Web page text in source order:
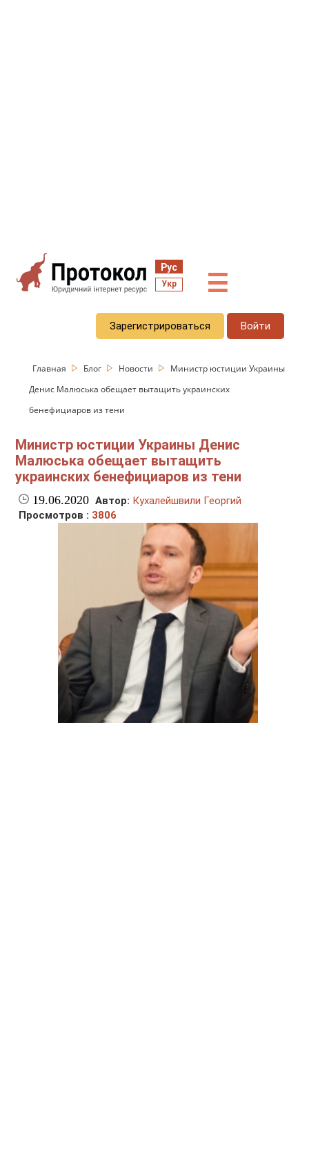
Рус
Укр ☰
Зарегистрироваться Войти
Главная Блог Новости
Министр юстиции Украины
Денис Малюська обещает вытащить украинских
бенефициаров из тени
Министр юстиции Украины Денис
Малюська обещает вытащить
украинских бенефициаров из тени
19.06.2020 Автор: Кухалейшвили Георгий
Просмотров : 3806